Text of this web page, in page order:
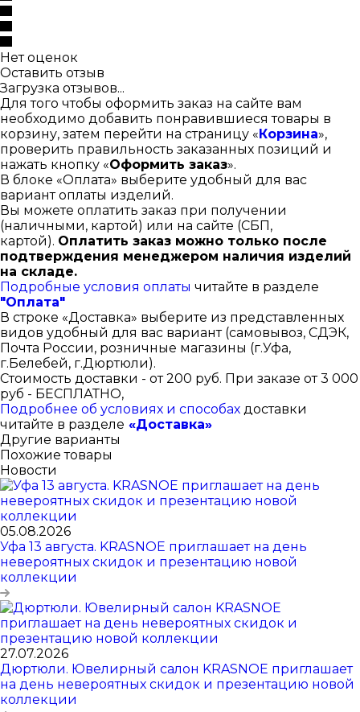
Нет оценок
Оставить отзыв
Загрузка отзывов...
Для того чтобы оформить заказ на сайте вам
необходимо добавить понравившиеся товары в
корзину, затем перейти на страницу «Корзина»,
проверить правильность заказанных позиций и
нажать кнопку «Оформить заказ».
В блоке «Оплата» выберите удобный для вас
вариант оплаты изделий.
Вы можете оплатить заказ при получении
(наличными, картой) или на сайте (СБП,
картой). Оплатить заказ можно только после
подтверждения менеджером наличия изделий
на складе.
Подробные условия оплаты читайте в разделе
"Оплата"
В строке «Доставка» выберите из представленных
видов удобный для вас вариант (самовывоз, СДЭК,
Почта России, розничные магазины (г.Уфа,
г.Белебей, г.Дюртюли).
Стоимость доставки - от 200 руб. При заказе от 3 000
руб - БЕСПЛАТНО,
Подробнее об условиях и способах доставки
читайте в разделе «Доставка»
Другие варианты
Похожие товары
Новости
05.08.2026
Уфа 13 августа. KRASNOE приглашает на день
невероятных скидок и презентацию новой
коллекции
27.07.2026
Дюртюли. Ювелирный салон KRASNOE приглашает
на день невероятных скидок и презентацию новой
коллекции